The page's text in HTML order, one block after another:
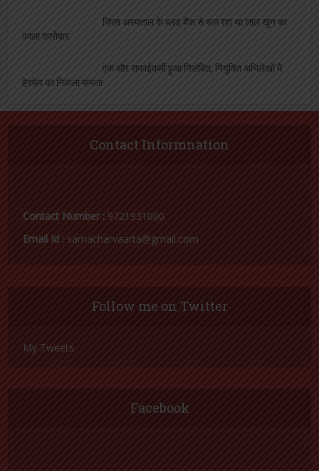
ज़िला अस्पताल के ब्लड बैंक से चल रहा था लाल खून का
काला कारोबार
एक और सफाईकर्मी हुआ निलंबित, नियुक्ति अभिलेखों में
हेरफेर का निकला मामला
Contact Informnation
Contact Number : 9721931000
Email Id : samacharvaarta@gmail.com
Follow me on Twitter
My Tweets
Facebook